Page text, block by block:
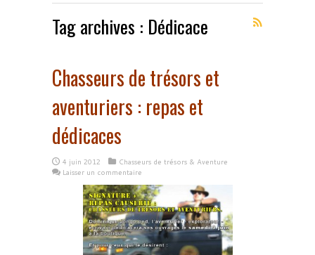
Tag archives : Dédicace
Chasseurs de trésors et
aventuriers : repas et
dédicaces
4 juin 2012
Chasseurs de trésors & Aventure
Laisser un commentaire